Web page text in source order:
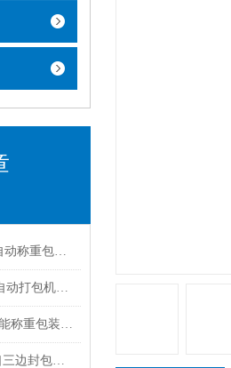
塑料胶粉粉末5-40公斤/袋自动称重包装机设备
树脂色母粒颗粒包装机/半自动打包机厂家定制
淀粉粉末1-2公斤/包背封智能称重包装机报价
40克蛋白粉果蔬粉自动封口三边封包装机品牌